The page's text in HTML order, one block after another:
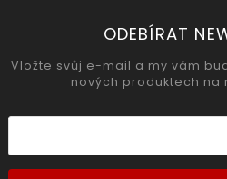
ODEBÍRAT
Vložte svůj e-mail a my vám
nových produktech na